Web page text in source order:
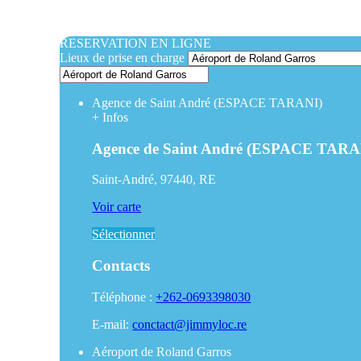
RESERVATION EN LIGNE
Lieux de prise en charge
Agence de Saint André (ESPACE TARANI)
+ Infos
Agence de Saint André (ESPACE
Saint-André, 97440, RE
Voir carte
Sélectionner
Contacts
Téléphone :+262-0693398030
E-mail:conctact@jimmyloc.re
Aéroport de Roland Garros